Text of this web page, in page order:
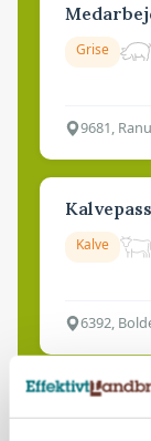
Grise
9681,
Kalve
6392,
Leder til